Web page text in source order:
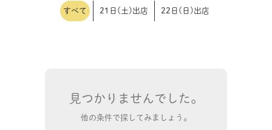
すべて 21日(土)出店 22日(日)出店
見つかりませんでした。
他の条件で探してみましょう。